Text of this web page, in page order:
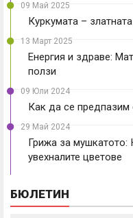
09 Май 2025
Куркумата –
13 Март 2025
Енергия и здраве:
ползи
09 Юли 2024
Как да се предпазим
29 Май 2024
Грижа за мушкатото:
увехналите цветове
БЮЛЕТИН